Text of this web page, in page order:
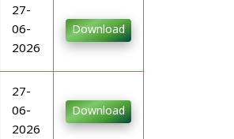
27-
06-
2026
Download
27-
06-
2026
Download